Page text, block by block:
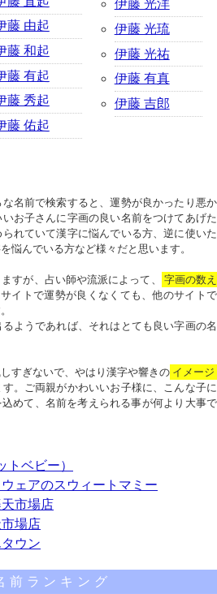
藤 由起
藤 和起
藤 有起
藤 秀起
藤 佑起
伊藤 光洋
伊藤 光琉
伊藤 光祐
伊藤 有真
伊藤 吉郎
名前で検索すると、運勢が良かったり悪か
お子さんに字画の良い名前をつけてあげた
れていて漢字に悩んでいる方、逆に使いた
悩んでいる方など様々だと思います。
すが、占い師や流派によって、
字画の数え
イトで運勢が良くなくても、他のサイトで
ようであれば、それはとても良い字画の名
すぎないで、やはり漢字や響きの イメージ
。ご両親がかわいいお子様に、こんな子に
込めて、名前を考えられる事が何より大事で
トベビー）
ェアのスウィートマミー
市場店
場店
ウン
前ランキング